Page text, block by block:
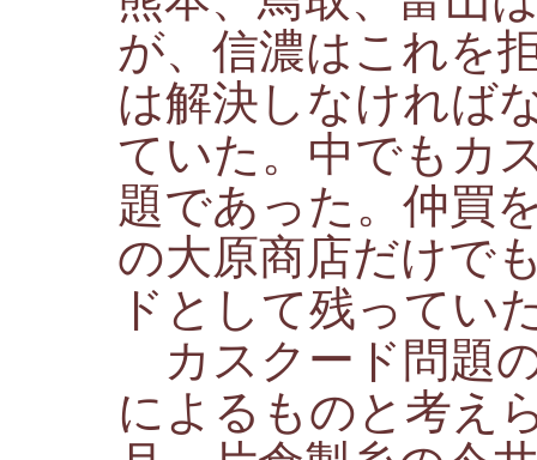
が、信濃はこれを
は解決しなければ
ていた。中でもカ
題であった。仲買
の大原商店だけで
ドとして残ってい
カスクード問題
によるものと考え